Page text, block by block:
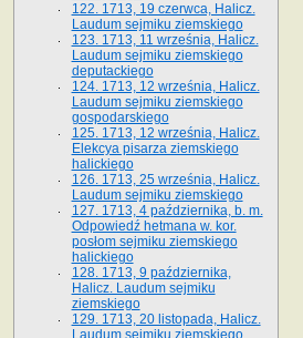
122. 1713, 19 czerwca, Halicz.
Laudum sejmiku ziemskiego
123. 1713, 11 września, Halicz.
Laudum sejmiku ziemskiego
deputackiego
124. 1713, 12 września, Halicz.
Laudum sejmiku ziemskiego
gospodarskiego
125. 1713, 12 września, Halicz.
Elekcya pisarza ziemskiego
halickiego
126. 1713, 25 września, Halicz.
Laudum sejmiku ziemskiego
127. 1713, 4 października, b. m.
Odpowiedź hetmana w. kor.
posłom sejmiku ziemskiego
halickiego
128. 1713, 9 października,
Halicz. Laudum sejmiku
ziemskiego
129. 1713, 20 listopada, Halicz.
Laudum sejmiku ziemskiego